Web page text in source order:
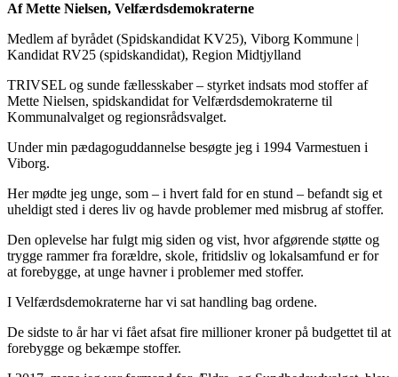
Af Mette Nielsen, Velfærdsdemokraterne
Medlem af byrådet (Spidskandidat KV25), Viborg Kommune |
Kandidat RV25 (spidskandidat), Region Midtjylland
TRIVSEL og sunde fællesskaber – styrket indsats mod stoffer af
Mette Nielsen, spidskandidat for Velfærdsdemokraterne til
Kommunalvalget og regionsrådsvalget.
Under min pædagoguddannelse besøgte jeg i 1994 Varmestuen i
Viborg.
Her mødte jeg unge, som – i hvert fald for en stund – befandt sig et
uheldigt sted i deres liv og havde problemer med misbrug af stoffer.
Den oplevelse har fulgt mig siden og vist, hvor afgørende støtte og
trygge rammer fra forældre, skole, fritidsliv og lokalsamfund er for
at forebygge, at unge havner i problemer med stoffer.
I Velfærdsdemokraterne har vi sat handling bag ordene.
De sidste to år har vi fået afsat fire millioner kroner på budgettet til at
forebygge og bekæmpe stoffer.